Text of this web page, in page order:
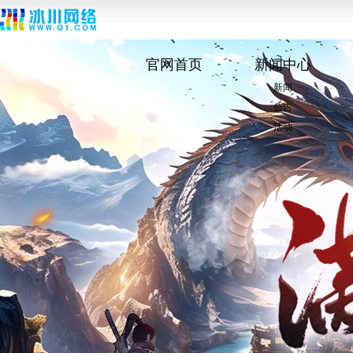
官网首页 新闻中心
新闻
公告
活动